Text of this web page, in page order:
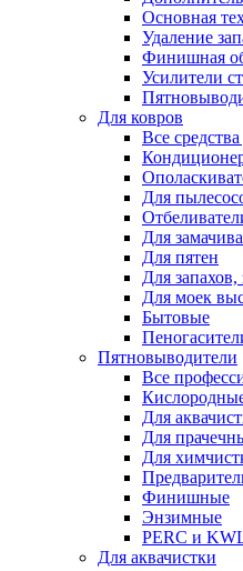
Основная
Удаление
Финишная
Усилители
Для ковров
Все
Для
Для
Для пятен
Для запахов,
Для моек
Бытовые
Пятновыводители
Все
Для
Для
Для
Финишные
Энзимные
PERC и
Для аквачистки